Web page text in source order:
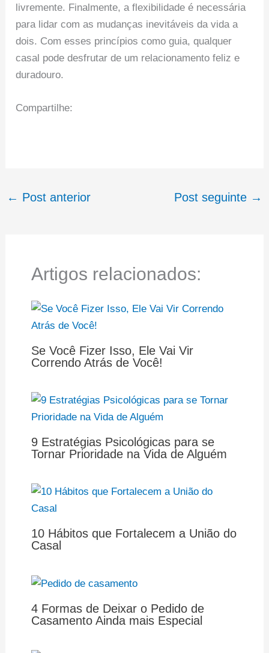
livremente. Finalmente, a flexibilidade é necessária
para lidar com as mudanças inevitáveis ​​da vida a
dois. Com esses princípios como guia, qualquer
casal pode desfrutar de um relacionamento feliz e
duradouro.
Compartilhe:
← Post anterior Post seguinte →
Artigos relacionados:
Se Você Fizer Isso, Ele Vai Vir
Correndo Atrás de Você!
9 Estratégias Psicológicas para se
Tornar Prioridade na Vida de Alguém
10 Hábitos que Fortalecem a União do
Casal
4 Formas de Deixar o Pedido de
Casamento Ainda mais Especial